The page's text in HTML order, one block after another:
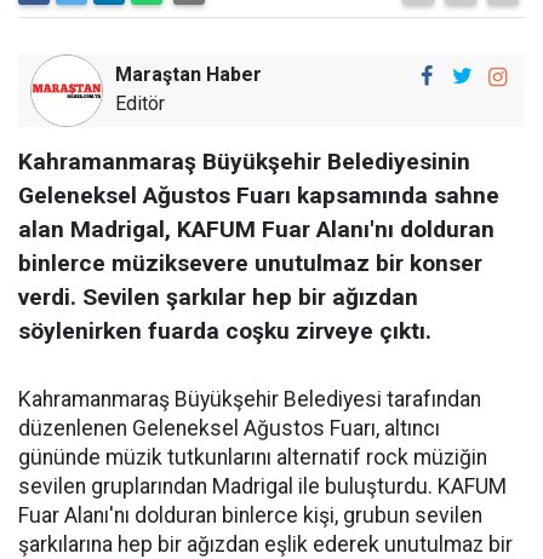
Maraştan Haber
Editör
Kahramanmaraş Büyükşehir Belediyesinin
Geleneksel Ağustos Fuarı kapsamında sahne
alan Madrigal, KAFUM Fuar Alanı'nı dolduran
binlerce müziksevere unutulmaz bir konser
verdi. Sevilen şarkılar hep bir ağızdan
söylenirken fuarda coşku zirveye çıktı.
Kahramanmaraş Büyükşehir Belediyesi tarafından
düzenlenen Geleneksel Ağustos Fuarı, altıncı
gününde müzik tutkunlarını alternatif rock müziğin
sevilen gruplarından Madrigal ile buluşturdu. KAFUM
Fuar Alanı'nı dolduran binlerce kişi, grubun sevilen
şarkılarına hep bir ağızdan eşlik ederek unutulmaz bir